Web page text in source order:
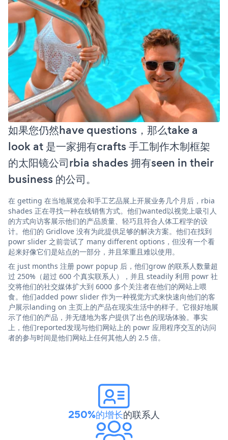
如果您仍然have questions，那么take a
look at 是一家拥有crafts 手工制作木制框架
的太阳镜公司rbia shades 拥有seen in their
business 的公司。
在 getting 在当地展览会和手工艺品展上开展业务几个月后，rbia
shades 正在寻找一种在线销售方式。他们wanted以视觉上吸引人
的方式向访客展示他们的产品质量、轻巧且符合人体工程学的设
计。他们的 Gridlove 没有为此提供足够的解决方案。他们在找到
powr slider 之前尝试了 many different options，但没有一个看
起来好像它们是站点的一部分，并且笨重且难以使用。
在 just months 注册 powr popup 后，他们grow 的联系人数量超
过 250%（超过 600 个真实联系人），并且 steadily 利用 powr 社
交将他们的社交媒体扩大到 6000 多个关注者在他们的网站上喂
食。他们added powr slider 作为一种视觉方式来快速向他们的客
户展示landing on 主页上的产品在现实生活中的样子。它很好地展
示了他们的产品，并无缝地为客户提供了出色的现场体验。事实
上，他们reported发现与他们网站上的 powr 应用程序交互的访问
者的参与时间是他们网站上任何其他人的 2.5 倍。
250%的增长的联系人